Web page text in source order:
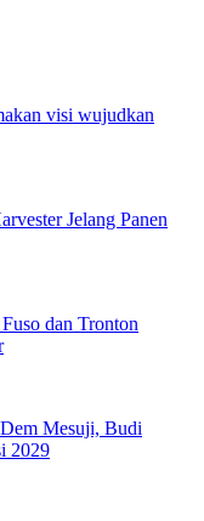
visi wujudkan
Jelang Panen
dan Tronton
Mesuji, Budi
2029